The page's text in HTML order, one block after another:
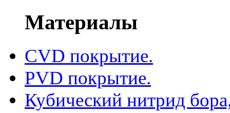
Материалы
CVD покрытие.
PVD покрытие.
Кубический нитрид